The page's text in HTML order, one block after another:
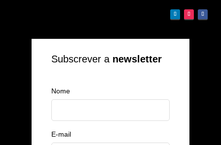
Subscrever a newsletter
Nome
E-mail